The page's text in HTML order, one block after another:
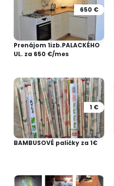
650 €
Prenájom 1izb.PALACKÉHO
UL. za 650 €/mes
1 €
BAMBUSOVÉ paličky za 1€